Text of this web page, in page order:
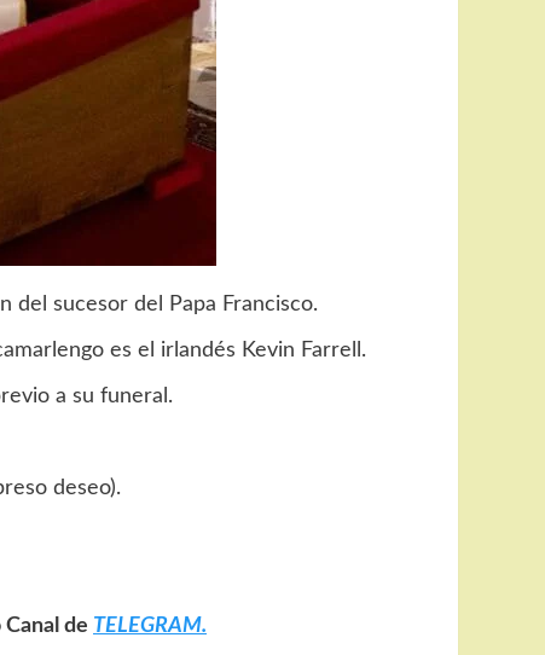
del sucesor del Papa Francisco.
es el irlandés Kevin Farrell.
a su funeral.
deseo).
de TELEGRAM.